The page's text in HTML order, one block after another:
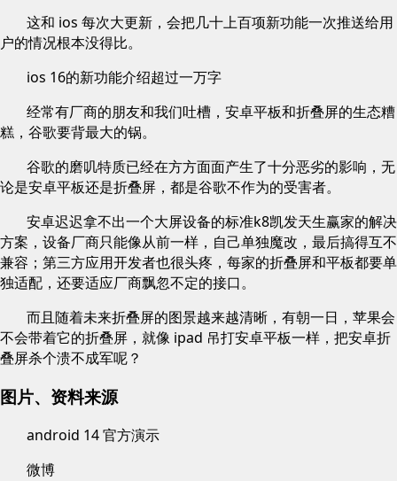
这和 ios 每次大更新，会把几十上百项新功能一次推送给用
户的情况根本没得比。
ios 16的新功能介绍超过一万字
经常有厂商的朋友和我们吐槽，安卓平板和折叠屏的生态糟
糕，谷歌要背最大的锅。
谷歌的磨叽特质已经在方方面面产生了十分恶劣的影响，无
论是安卓平板还是折叠屏，都是谷歌不作为的受害者。
安卓迟迟拿不出一个大屏设备的标准k8凯发天生赢家的解决
方案，设备厂商只能像从前一样，自己单独魔改，最后搞得互不
兼容；第三方应用开发者也很头疼，每家的折叠屏和平板都要单
独适配，还要适应厂商飘忽不定的接口。
而且随着未来折叠屏的图景越来越清晰，有朝一日，苹果会
不会带着它的折叠屏，就像 ipad 吊打安卓平板一样，把安卓折
叠屏杀个溃不成军呢？
图片、资料来源
android 14 官方演示
微博